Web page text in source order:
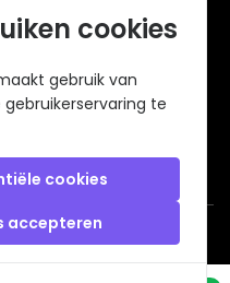
ontbinden
met
cookies
gebruik van
te
cookies
accepteren